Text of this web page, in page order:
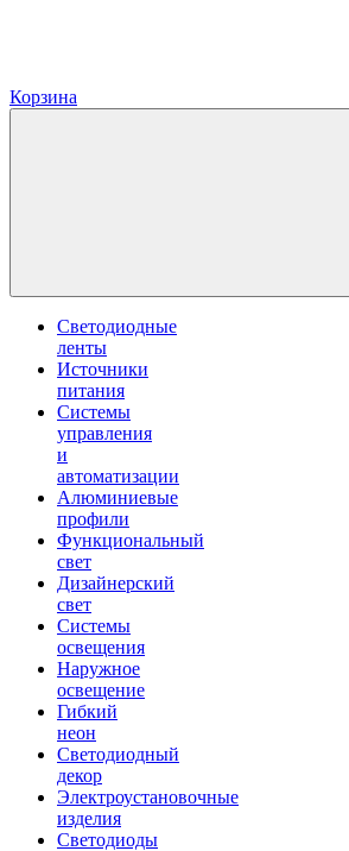
Корзина
Светодиодные
ленты
Источники
питания
Системы
управления
и
автоматизации
Алюминиевые
профили
Функциональный
свет
Дизайнерский
свет
Системы
освещения
Наружное
освещение
Гибкий
неон
Светодиодный
декор
Электроустановочные
изделия
Светодиоды